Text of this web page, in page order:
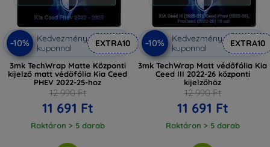
-10%
Kedvezmény
kuponnal
EXTRA10
3mk TechWrap Matte Központi
kijelző matt védőfólia Kia Ceed
PHEV 2022-25-hoz
12 990 Ft
11 691 Ft
Raktáron > 5 darab
-10%
Kedvezmény
kuponnal
EXTRA10
3mk TechWrap Matt védőfólia Kia
Ceed III 2022-26 központi
kijelzőhöz
12 990 Ft
11 691 Ft
Raktáron > 5 darab